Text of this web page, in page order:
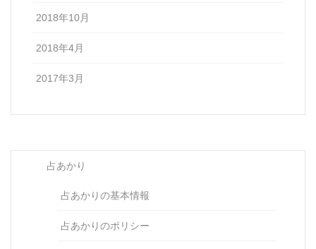
2018年10月
2018年4月
2017年3月
占あかり
占あかりの基本情報
占あかりのポリシー